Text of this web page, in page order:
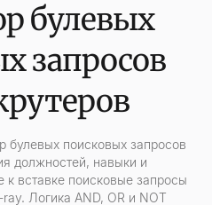
булевых
запросов
булевых поисковых запросов
должностей, навыки и
вставке поисковые запросы
Логика AND, OR и NOT